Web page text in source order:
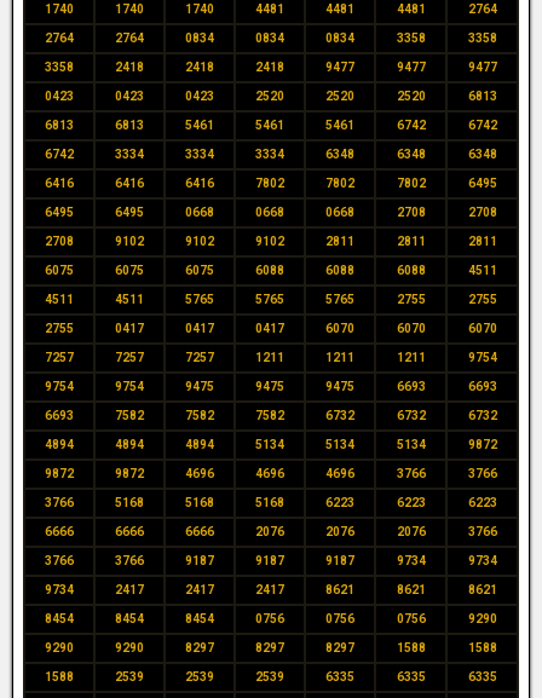
1740 1740 1740 4481 4481 4481 2764
2764 2764 0834 0834 0834 3358 3358
3358 2418 2418 2418 9477 9477 9477
0423 0423 0423 2520 2520 2520 6813
6813 6813 5461 5461 5461 6742 6742
6742 3334 3334 3334 6348 6348 6348
6416 6416 6416 7802 7802 7802 6495
6495 6495 0668 0668 0668 2708 2708
2708 9102 9102 9102 2811 2811 2811
6075 6075 6075 6088 6088 6088 4511
4511 4511 5765 5765 5765 2755 2755
2755 0417 0417 0417 6070 6070 6070
7257 7257 7257 1211 1211 1211 9754
9754 9754 9475 9475 9475 6693 6693
6693 7582 7582 7582 6732 6732 6732
4894 4894 4894 5134 5134 5134 9872
9872 9872 4696 4696 4696 3766 3766
3766 5168 5168 5168 6223 6223 6223
6666 6666 6666 2076 2076 2076 3766
3766 3766 9187 9187 9187 9734 9734
9734 2417 2417 2417 8621 8621 8621
8454 8454 8454 0756 0756 0756 9290
9290 9290 8297 8297 8297 1588 1588
1588 2539 2539 2539 6335 6335 6335